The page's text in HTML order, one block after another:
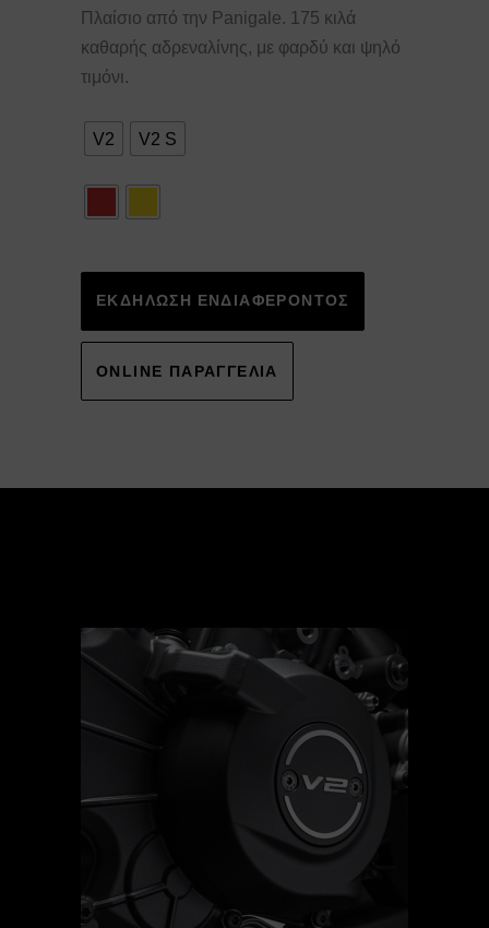
Πλαίσιο από την Panigale. 175 κιλά
καθαρής αδρεναλίνης, με φαρδύ και ψηλό
τιμόνι.
V2 V2 S
ΕΚΔΗΛΩΣΗ ΕΝΔΙΑΦΕΡΟΝΤΟΣ
ONLINE ΠΑΡΑΓΓΕΛΙΑ